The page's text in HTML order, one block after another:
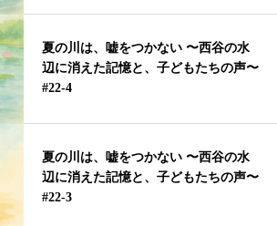
夏の川は、嘘をつかない 〜西谷の水
辺に消えた記憶と、子どもたちの声〜
#22-4
夏の川は、嘘をつかない 〜西谷の水
辺に消えた記憶と、子どもたちの声〜
#22-3